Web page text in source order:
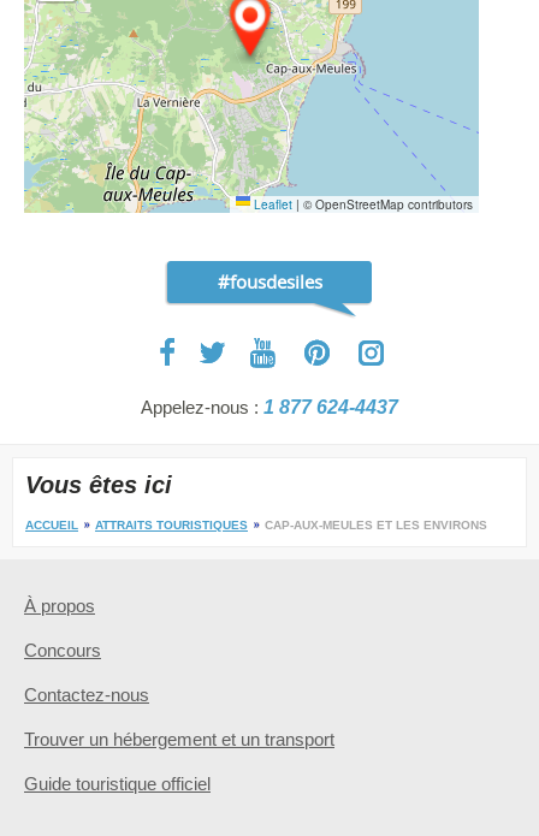
Leaflet | © OpenStreetMap contributors
#fousdesiles
Appelez-nous : 1 877 624-4437
Vous êtes ici
ACCUEIL ATTRAITS TOURISTIQUES CAP-AUX-MEULES ET LES ENVIRONS
À propos
Concours
Contactez-nous
Trouver un hébergement et un transport
Guide touristique officiel